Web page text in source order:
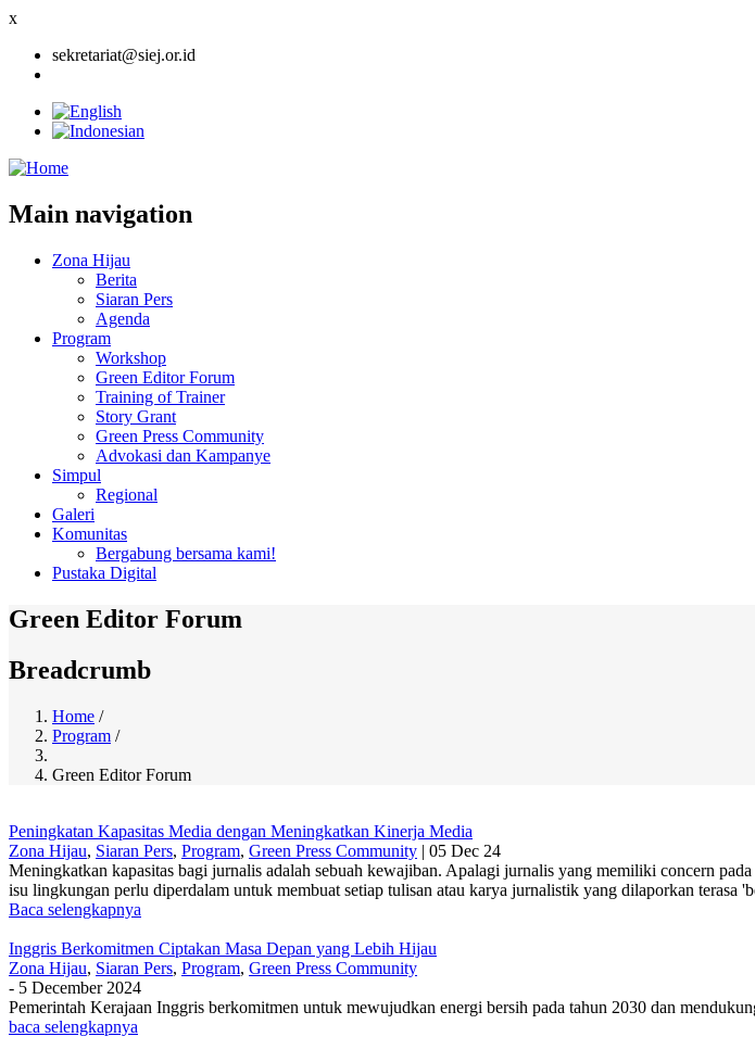
x
sekretariat@siej.or.id
Main navigation
Zona Hijau
Berita
Siaran Pers
Agenda
Program
Workshop
Green Editor Forum
Training of Trainer
Story Grant
Green Press Community
Advokasi dan Kampanye
Simpul
Regional
Galeri
Komunitas
Bergabung bersama kami!
Pustaka Digital
Green Editor Forum
Breadcrumb
Home /
Program /
Green Editor Forum
Peningkatan Kapasitas Media dengan Meningkatkan Kinerja Media
Zona Hijau, Siaran Pers, Program, Green Press Community | 05 Dec 24
Meningkatkan kapasitas bagi jurnalis adalah sebuah kewajiban. Apalagi jurnalis yang memiliki concern
isu lingkungan perlu diperdalam untuk membuat setiap tulisan atau karya jurnalistik yang dilaporkan
Baca selengkapnya
Inggris Berkomitmen Ciptakan Masa Depan yang Lebih Hijau
Zona Hijau, Siaran Pers, Program, Green Press Community
- 5 December 2024
Pemerintah Kerajaan Inggris berkomitmen untuk mewujudkan energi bersih pada tahun 2030 dan
baca selengkapnya